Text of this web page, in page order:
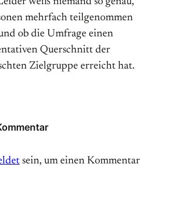
mehrfach teilgenommen
ob die Umfrage einen
Querschnitt der
Zielgruppe erreicht hat.
sein, um einen Kommentar